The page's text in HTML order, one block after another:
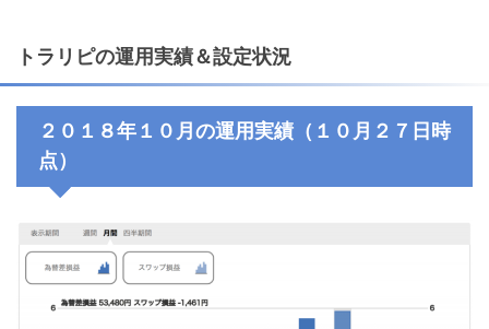
トラリピの運用実績＆設定状況
２０１８年１０月の運用実績（１０月２７日時
点）